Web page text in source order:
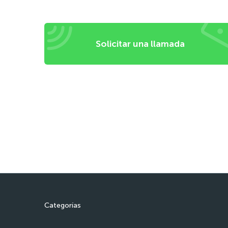
Solicitar una llamada
Categorías